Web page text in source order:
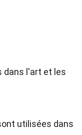
dans l'art et les
utilisées dans